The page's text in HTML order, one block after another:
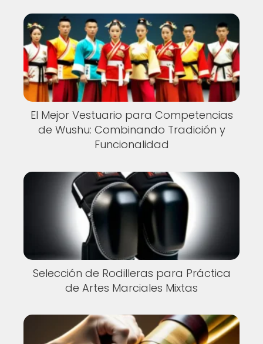
El Mejor Vestuario para Competencias
de Wushu: Combinando Tradición y
Funcionalidad
Selección de Rodilleras para Práctica
de Artes Marciales Mixtas